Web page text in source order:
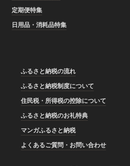
定期便特集
日用品・消耗品特集
ふるさと納税の流れ
ふるさと納税制度について
住民税・所得税の控除について
ふるさと納税のお礼特典
マンガふるさと納税
よくあるご質問・お問い合わせ